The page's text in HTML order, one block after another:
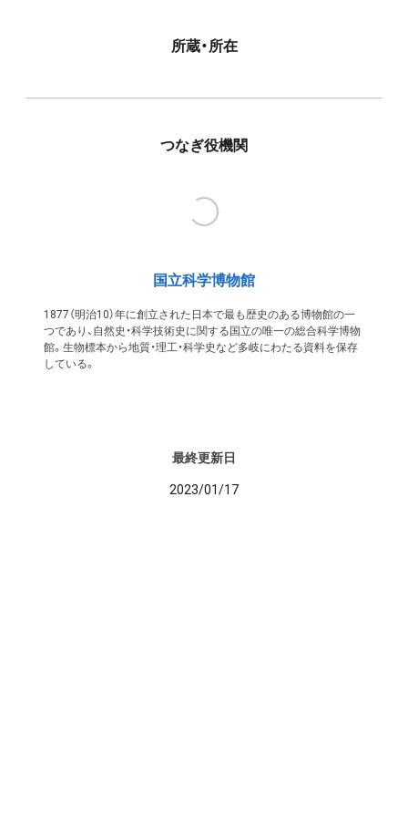
所蔵・所在
つなぎ役機関
国立科学博物館
1877（明治10）年に創立された日本で最も歴史のある博物館の一
つであり、自然史・科学技術史に関する国立の唯一の総合科学博物
館。生物標本から地質・理工・科学史など多岐にわたる資料を保存
している。
最終更新日
2023/01/17